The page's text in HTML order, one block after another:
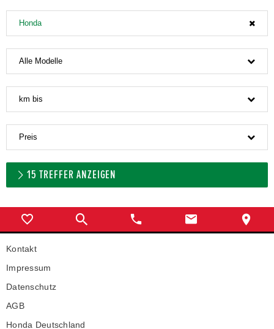
Honda
Alle Modelle
km bis
Preis
15 TREFFER ANZEIGEN
Kontakt
Impressum
Datenschutz
AGB
Honda Deutschland